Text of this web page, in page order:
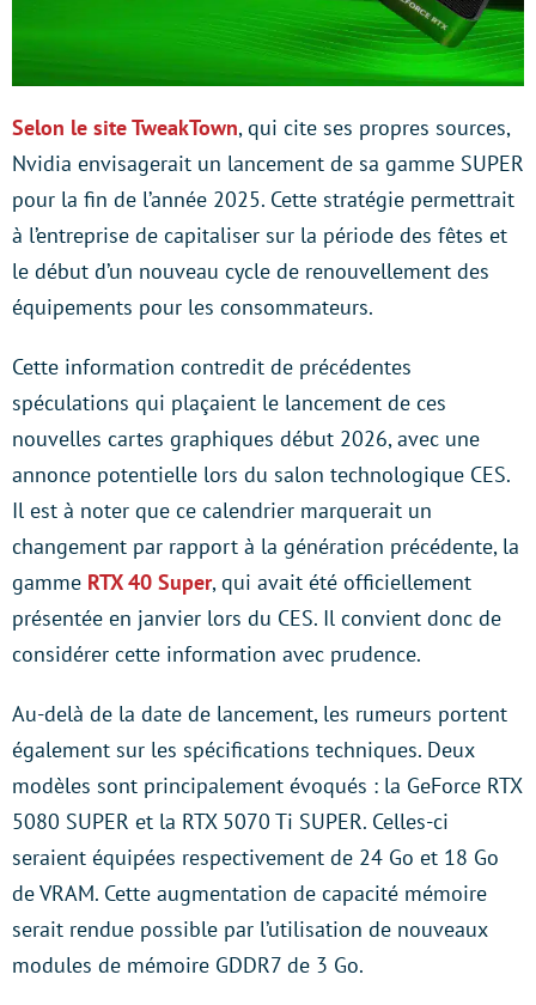
Selon le site TweakTown, qui cite ses propres sources,
Nvidia envisagerait un lancement de sa gamme SUPER
pour la fin de l’année 2025. Cette stratégie permettrait
à l’entreprise de capitaliser sur la période des fêtes et
le début d’un nouveau cycle de renouvellement des
équipements pour les consommateurs.
Cette information contredit de précédentes
spéculations qui plaçaient le lancement de ces
nouvelles cartes graphiques début 2026, avec une
annonce potentielle lors du salon technologique CES.
Il est à noter que ce calendrier marquerait un
changement par rapport à la génération précédente, la
gamme RTX 40 Super, qui avait été officiellement
présentée en janvier lors du CES. Il convient donc de
considérer cette information avec prudence.
Au-delà de la date de lancement, les rumeurs portent
également sur les spécifications techniques. Deux
modèles sont principalement évoqués : la GeForce RTX
5080 SUPER et la RTX 5070 Ti SUPER. Celles-ci
seraient équipées respectivement de 24 Go et 18 Go
de VRAM. Cette augmentation de capacité mémoire
serait rendue possible par l’utilisation de nouveaux
modules de mémoire GDDR7 de 3 Go.